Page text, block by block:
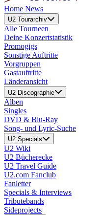
Home News
U2 Tourarchiv
Alle Tourneen
Deine Konzertstatistik
Promogigs
Sonstige Auftritte
Vorgruppen
Gastauftritte
Länderansicht
U2 Discographie
Alben
Singles
DVD & Blu-Ray
Song- und Lyric-Suche
U2 Specials
U2 Wiki
U2 Bücherecke
U2 Travel Guide
U2.com Fanclub
Fanletter
Specials & Interviews
Tributebands
Sideprojects